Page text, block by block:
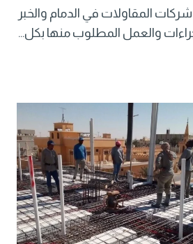
المقاولات في الدمام والخبر
والعمل المطلوب منها بكل…